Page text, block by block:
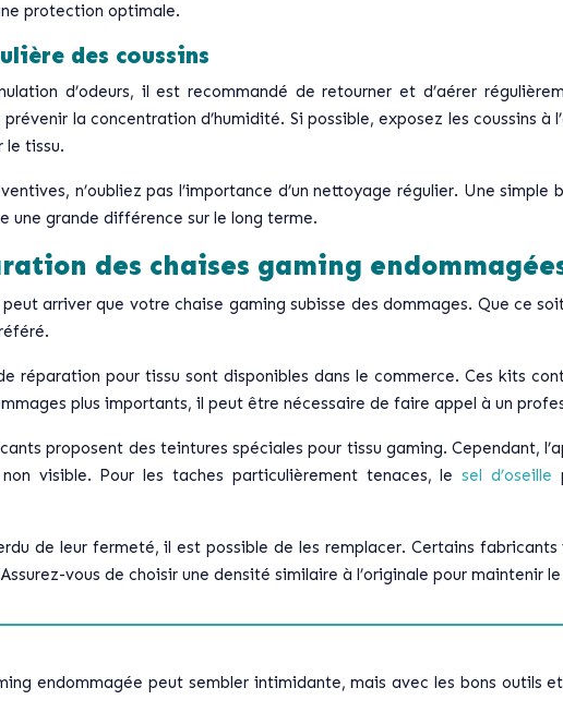
protection optimale.
des coussins
d’odeurs, il est recommandé de retourner et d’aérer
la concentration d’humidité. Si possible, exposez les coussins
le tissu.
n’oubliez pas l’importance d’un nettoyage régulier. Une
une grande différence sur le long terme.
des chaises gaming
arriver que votre chaise gaming subisse des dommages. Que ce
réparation pour tissu sont disponibles dans le commerce. Ces kits
plus importants, il peut être nécessaire de faire appel à un
proposent des teintures spéciales pour tissu gaming. Cependant,
visible. Pour les taches particulièrement tenaces, lesel d’oseille
de leur fermeté, il est possible de les remplacer. Certains
vous de choisir une densité similaire à l’originale pour maintenir
endommagée peut sembler intimidante, mais avec les bons outils